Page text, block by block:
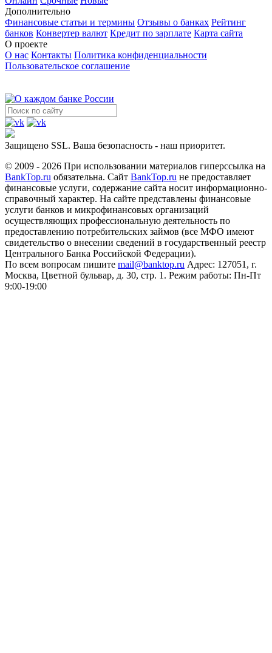
Дополнительно
Финансовые статьи и термины Отзывы о банках Рейтинг
банков Конвертер валют Кредит по зарплате Карта сайта
О проекте
О нас Контакты Политика конфиденциальности
Пользовательское соглашение
Защищено SSL. Ваша безопасность - наш приоритет.
© 2009 - 2026 При использовании материалов гиперссылка на
BankTop.ru обязательна. Сайт BankTop.ru не предоставляет
финансовые услуги, содержание сайта носит информационно-
справочный характер. На сайте представлены финансовые
услуги банков и микрофинансовых организаций
осуществляющих профессиональную деятельность по
предоставлению потребительских займов (все МФО имеют
свидетельство о внесении сведений в государственный реестр
Центрального Банка Российской Федерации).
По всем вопросам пишите mail@banktop.ru Адрес: 127051, г.
Москва, Цветной бульвар, д. 30, стр. 1. Режим работы: Пн-Пт
9:00-19:00